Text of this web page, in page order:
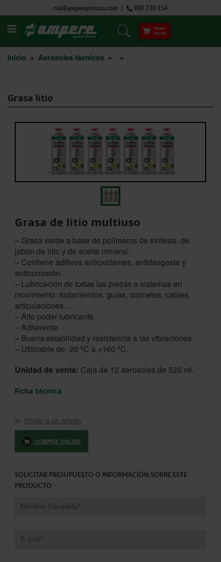
al
contenido
cial@amperepintura.com 900 730 154
TIENDA
ONLINE
Inicio » Aerosoles técnicos » »
Grasa litio
Grasa de litio multiuso
– Grasa verde a base de polímeros de síntesis, de
jabón de litio y de aceite mineral.
– Contiene aditivos antioxidantes, antidesgaste y
anticorrosión.
– Lubricación de todas las piezas o sistemas en
movimiento: rodamientos, guías, cojinetes, cables,
articulaciones…
– Alto poder lubricante.
– Adherente.
– Buena estabilidad y resistencia a las vibraciones.
– Utilizable de -20 ºC a +160 ºC.
Unidad de venta: Caja de 12 aerosoles de 520 ml.
Ficha técnica
Enviar a un amigo
COMPRA ONLINE
SOLICITAR PRESUPUESTO O INFORMACIÓN SOBRE ESTE
PRODUCTO